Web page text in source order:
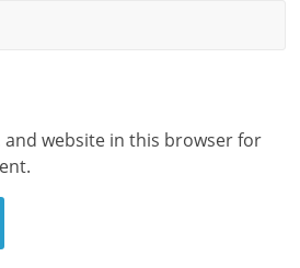
and website in this browser for